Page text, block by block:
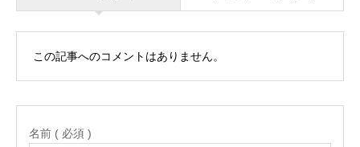
この記事へのコメントはありません。
名前 ( 必須 )